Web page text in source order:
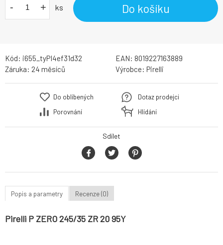
- + ks Do košíku
Kód: i655_tyPI4ef31d32 EAN: 8019227163889
Záruka: 24 měsíců Výrobce: Pirelli
Do oblíbených
Porovnání
Dotaz prodejci
Hlídání
Sdílet
Popis a parametry Recenze (0)
Pirelli P ZERO 245/35 ZR 20 95Y